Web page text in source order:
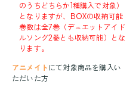
のうちどちらか1種購入で対象）
となりますが、BOXの収納可能
巻数は全7巻（デュエットアイド
ルソング2巻とも収納可能）とな
ります。
アニメイト にて対象商品を購入い
ただいた方